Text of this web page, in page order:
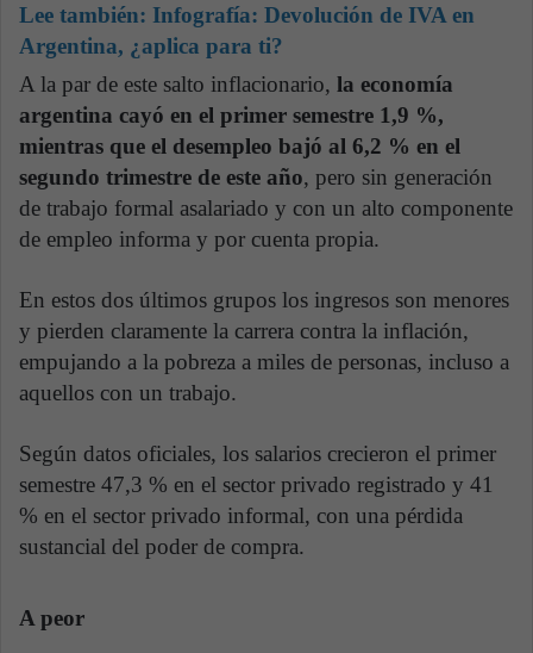
Lee también: Infografía: Devolución de IVA en
Argentina, ¿aplica para ti?
A la par de este salto inflacionario, la economía
argentina cayó en el primer semestre 1,9 %,
mientras que el desempleo bajó al 6,2 % en el
segundo trimestre de este año, pero sin generación
de trabajo formal asalariado y con un alto componente
de empleo informa y por cuenta propia.
En estos dos últimos grupos los ingresos son menores
y pierden claramente la carrera contra la inflación,
empujando a la pobreza a miles de personas, incluso a
aquellos con un trabajo.
Según datos oficiales, los salarios crecieron el primer
semestre 47,3 % en el sector privado registrado y 41
% en el sector privado informal, con una pérdida
sustancial del poder de compra.
A peor